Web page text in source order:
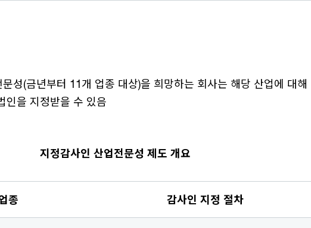
성(금년부터 11개 업종 대상)을 희망하는 회사는 해당 산업에 대해
인을 지정받을 수 있음
지정감사인 산업전문성 제도 개요
종 감사인 지정 절차